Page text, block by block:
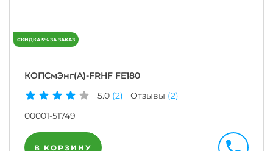
КОПСмЭнг(A)-FRHF FE180
5.0 (2) Отзывы (2)
00001-51749
В КОРЗИНУ